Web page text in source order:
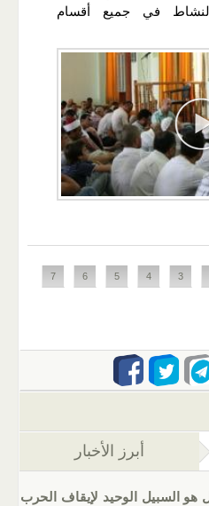
في جميع أقسام
3
4
5
6
7
التبويب النشطة)
أبرز الأخبار
السبيل الوحيد لإيقاف الحرب